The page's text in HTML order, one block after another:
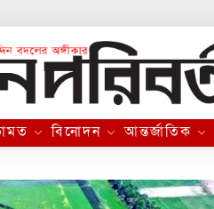
বিনোদন আন্তর্জাতিক